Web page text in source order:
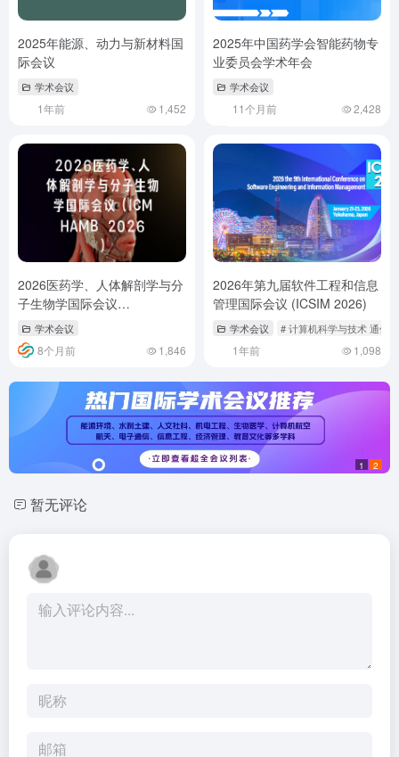
2025年能源、动力与新材料国
际会议
学术会议
1年前 1,452
2025年中国药学会智能药物专
业委员会学术年会
学术会议
11个月前 2,428
2026医药学、人体解剖学与分
子生物学国际会议
（ICMHAMB 2026）
学术会议
8个月前 1,846
2026年第九届软件工程和信息
管理国际会议 (ICSIM 2026)
学术会议 # 计算机科学与技术 通信
1年前 1,098
1 2
暂无评论